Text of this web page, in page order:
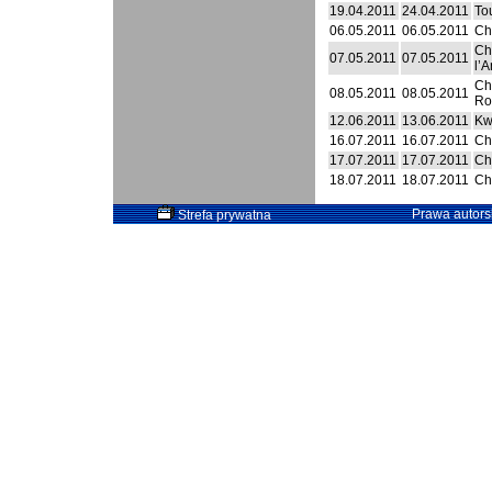
19.04.2011 24.04.2011
06.05.2011 06.05.2011
07.05.2011 07.05.2011
08.05.2011 08.05.2011
12.06.2011 13.06.2011
16.07.2011 16.07.2011
17.07.2011 17.07.2011
18.07.2011 18.07.2011
Strefa prywatna Prawa